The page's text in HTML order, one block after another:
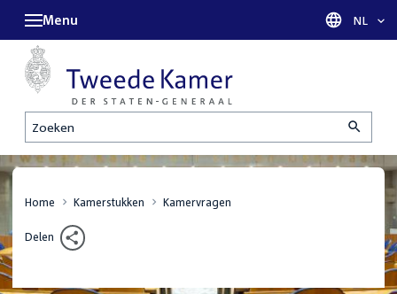
Zoeken
Menu Taal
NL
Home Kamerstukken Kamervragen
Delen